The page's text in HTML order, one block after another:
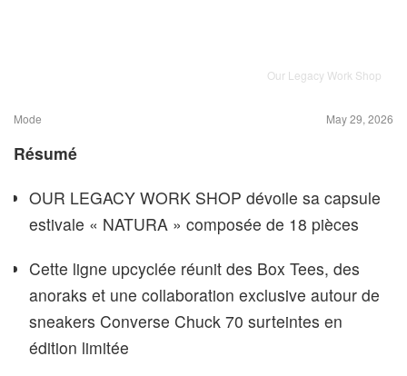
Our Legacy Work Shop
Mode May 29, 2026
Résumé
OUR LEGACY WORK SHOP dévoile sa capsule
estivale « NATURA » composée de 18 pièces
Cette ligne upcyclée réunit des Box Tees, des
anoraks et une collaboration exclusive autour de
sneakers Converse Chuck 70 surteintes en
édition limitée